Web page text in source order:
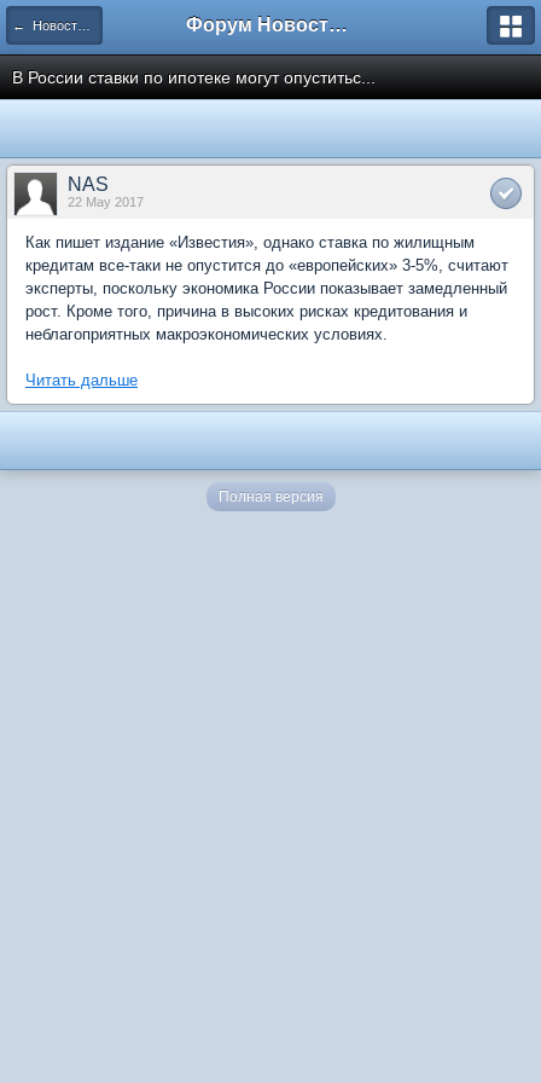
← Новости рынка недвижимости Форум Новостройки
В России ставки по ипотеке могут опуститьс...
NAS
22 May 2017
Как пишет издание «Известия», однако ставка по жилищным
кредитам все-таки не опустится до «европейских» 3-5%, считают
эксперты, поскольку экономика России показывает замедленный
рост. Кроме того, причина в высоких рисках кредитования и
неблагоприятных макроэкономических условиях.
Читать дальше
Полная версия